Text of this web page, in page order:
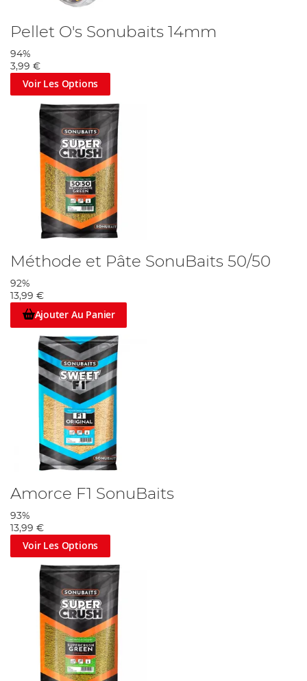
Pellet O's Sonubaits 14mm
94%
3,99 €
Voir Les Options
Méthode et Pâte SonuBaits 50/50
92%
13,99 €
Ajouter Au Panier
Amorce F1 SonuBaits
93%
13,99 €
Voir Les Options